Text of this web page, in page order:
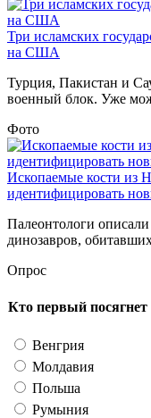
Три исламских
на США
Турция, Пакистан и
военный блок. Уже
Фото
Ископаемые кости из
идентифицировать
Палеонтологи
динозавров,
Опрос
Кто первый
Венгрия
Молдавия
Польша
Румыния